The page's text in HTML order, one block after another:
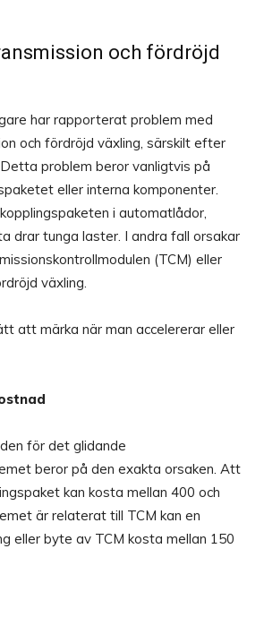
och fördröjd
har rapporterat problem med
och fördröjd växling, särskilt efter
problem beror vanligtvis på
eller interna komponenter.
i automatlådor,
drar tunga laster. I andra fall orsakar
(TCM) eller
växling.
att märka när man accelererar eller
för det glidande
beror på den exakta orsaken. Att
kan kosta mellan 400 och
är relaterat till TCM kan en
eller byte av TCM kosta mellan 150